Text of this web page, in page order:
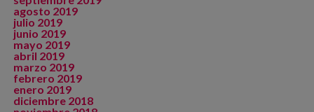
agosto 2019
julio 2019
junio 2019
mayo 2019
abril 2019
marzo 2019
febrero 2019
enero 2019
diciembre 2018